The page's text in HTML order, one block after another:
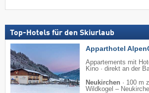
Top-Hotels für den Skiurlaub
Apparthotel
Appartements mit
Kino · direkt an der
Neukirchen · 100 m
Wildkogel –